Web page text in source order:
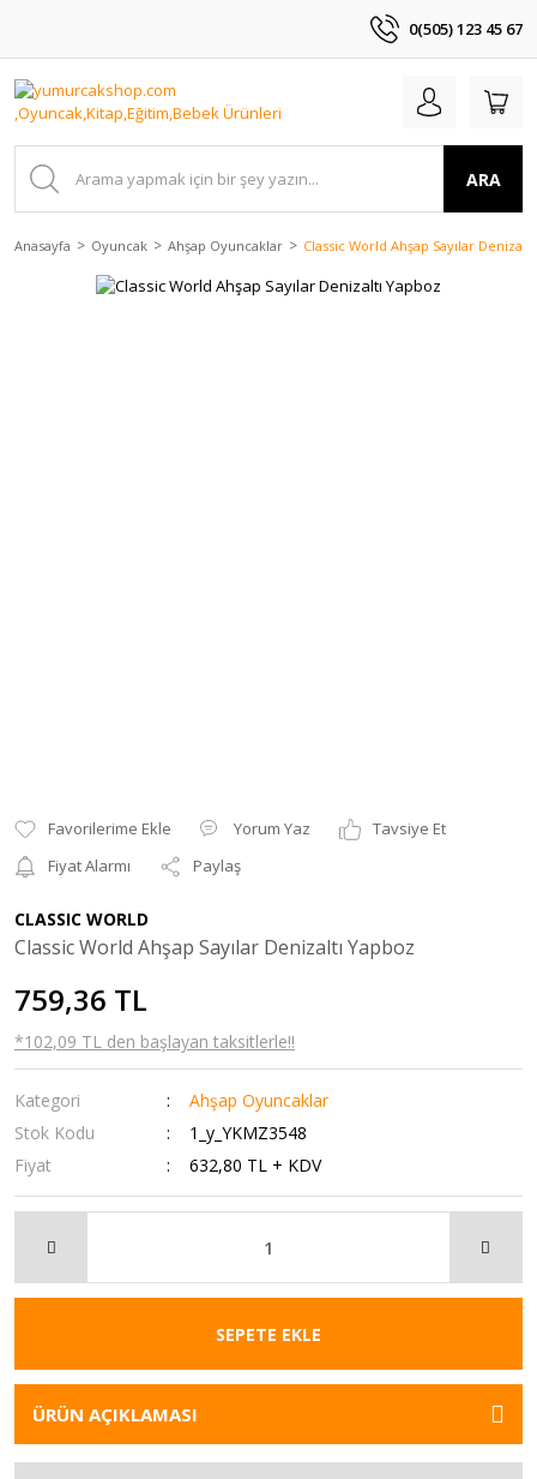
0(505) 123 45 67
ARA
Anasayfa Oyuncak Ahşap Oyuncaklar Classic World Ahşap Sayılar
Yorum Yaz
Tavsiye Et
Fiyat Alarmı
Paylaş
CLASSIC WORLD
Classic World Ahşap Sayılar Denizaltı Yapboz
759,36 TL
*102,09 TL den başlayan taksitlerle!!
Kategori
Ahşap Oyuncaklar
Stok Kodu
1_y_YKMZ3548
Fiyat
632,80 TL + KDV
SEPETE EKLE
ÜRÜN AÇIKLAMASI